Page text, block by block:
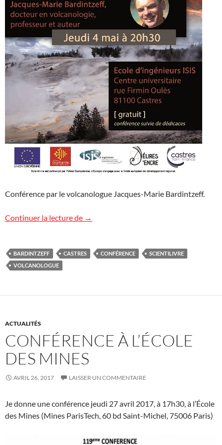
Conférence par le volcanologue Jacques-Marie Bardintzeff.
Continuer la lecture de Scientilivre mène l’enquête
→
BARDINTZEFF CASTRES CONFÉRENCE
SCIENTILIVRE
VOLCANOLOGUE
ACTUALITÉS
CONFÉRENCE À L’ÉCOLE
DES MINES
AVRIL 26, 2017 LAISSER UN COMMENTAIRE
Je donne une conférence jeudi 27 avril 2017, à 17h30, à l’École
des Mines (Mines ParisTech, 60 bd Saint-Michel, 75006 Paris)